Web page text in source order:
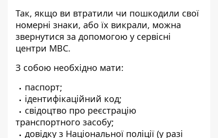
Так, якщо ви втратили чи пошкодили свої
номерні знаки, або їх викрали, можна
звернутися за допомогою у сервісні
центри МВС.
З собою необхідно мати:
паспорт;
ідентифікаційний код;
свідоцтво про реєстрацію
транспортного засобу;
довідку з Національної поліції (у разі